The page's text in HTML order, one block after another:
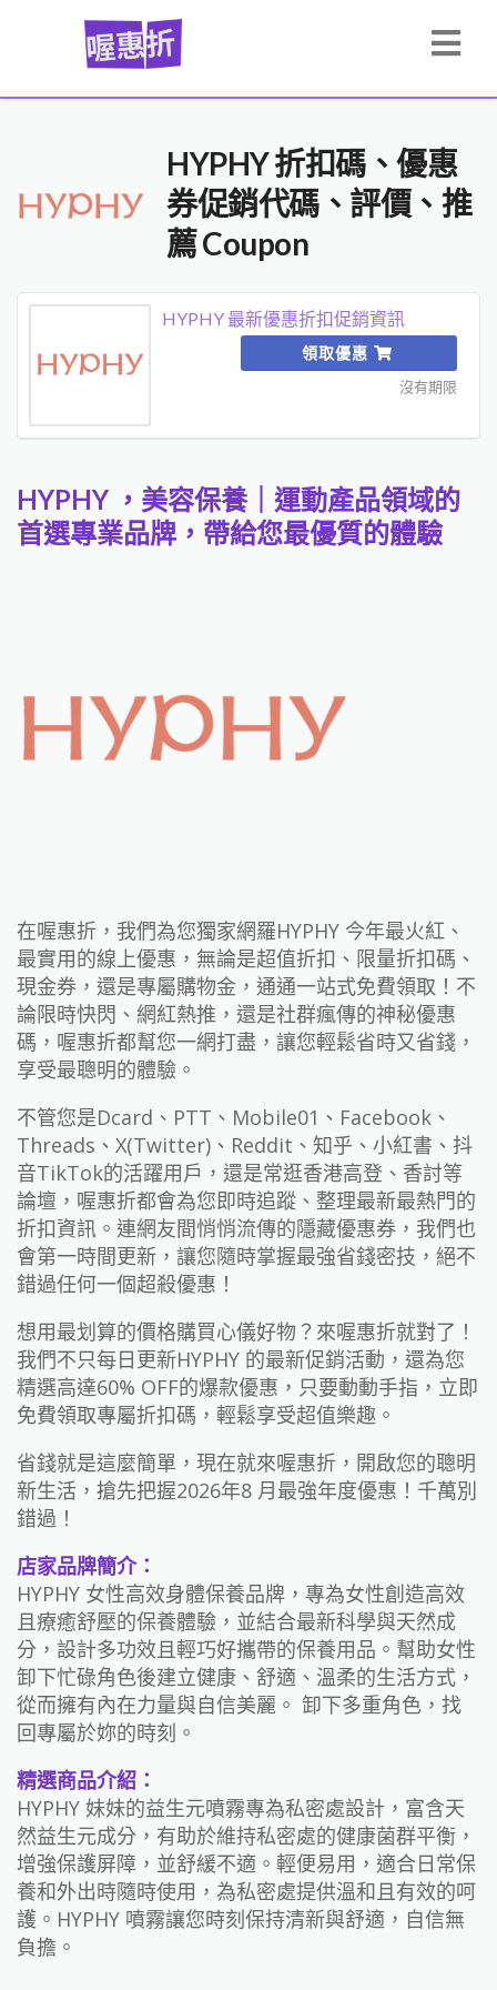
HYPHY 折扣碼、優惠
券促銷代碼、評價、推
薦 Coupon
HYPHY 最新優惠折扣促銷資訊
領取優惠
沒有期限
HYPHY ，美容保養｜運動產品領域的
首選專業品牌，帶給您最優質的體驗
在喔惠折，我們為您獨家網羅HYPHY 今年最火紅、
最實用的線上優惠，無論是超值折扣、限量折扣碼、
現金券，還是專屬購物金，通通一站式免費領取！不
論限時快閃、網紅熱推，還是社群瘋傳的神秘優惠
碼，喔惠折都幫您一網打盡，讓您輕鬆省時又省錢，
享受最聰明的體驗。
不管您是Dcard、PTT、Mobile01、Facebook、
Threads、X(Twitter)、Reddit、知乎、小紅書、抖
音TikTok的活躍用戶，還是常逛香港高登、香討等
論壇，喔惠折都會為您即時追蹤、整理最新最熱門的
折扣資訊。連網友間悄悄流傳的隱藏優惠券，我們也
會第一時間更新，讓您隨時掌握最強省錢密技，絕不
錯過任何一個超殺優惠！
想用最划算的價格購買心儀好物？來喔惠折就對了！
我們不只每日更新HYPHY 的最新促銷活動，還為您
精選高達60% OFF的爆款優惠，只要動動手指，立即
免費領取專屬折扣碼，輕鬆享受超值樂趣。
省錢就是這麼簡單，現在就來喔惠折，開啟您的聰明
新生活，搶先把握2026年8 月最強年度優惠！千萬別
錯過！
店家品牌簡介：
HYPHY 女性高效身體保養品牌，專為女性創造高效
且療癒舒壓的保養體驗，並結合最新科學與天然成
分，設計多功效且輕巧好攜帶的保養用品。幫助女性
卸下忙碌角色後建立健康、舒適、溫柔的生活方式，
從而擁有內在力量與自信美麗。 卸下多重角色，找
回專屬於妳的時刻。
精選商品介紹：
HYPHY 妹妹的益生元噴霧專為私密處設計，富含天
然益生元成分，有助於維持私密處的健康菌群平衡，
增強保護屏障，並舒緩不適。輕便易用，適合日常保
養和外出時隨時使用，為私密處提供溫和且有效的呵
護。HYPHY 噴霧讓您時刻保持清新與舒適，自信無
負擔。